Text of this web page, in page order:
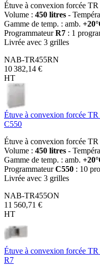
Étuve à convexion forcée
Volume : 450 litres -
Gamme de temp. : amb.
ProgrammateurR7 : 1
Livrée avec 3 grilles
NAB-TR455RN
10 382,14 €
HT
Étuve à convexion forcée
C550
Étuve à convexion forcée
Volume : 450 litres -
Gamme de temp. : amb.
ProgrammateurC550 : 10
Livrée avec 3 grilles
NAB-TR455ON
11 560,71 €
HT
Étuve à convexion forcée
R7